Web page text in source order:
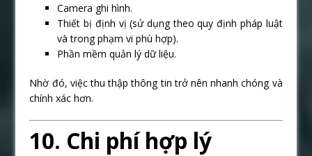
Camera ghi hình.
Thiết bị định vị (sử dụng theo quy định pháp luật
và trong phạm vi phù hợp).
Phần mềm quản lý dữ liệu.
Nhờ đó, việc thu thập thông tin trở nên nhanh chóng và
chính xác hơn.
10. Chi phí hợp lý